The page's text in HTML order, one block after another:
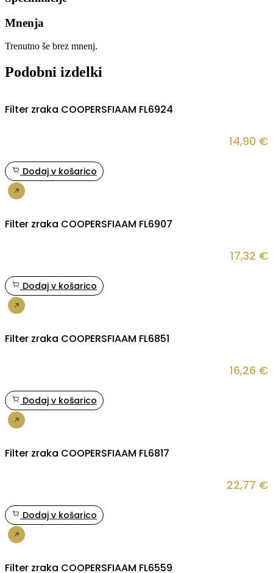
Mnenja
Trenutno še brez mnenj.
Podobni izdelki
Filter zraka COOPERSFIAAM FL6924
14,90 €
Dodaj v košarico
Filter zraka COOPERSFIAAM FL6907
17,32 €
Dodaj v košarico
Filter zraka COOPERSFIAAM FL6851
16,26 €
Dodaj v košarico
Filter zraka COOPERSFIAAM FL6817
22,77 €
Dodaj v košarico
Filter zraka COOPERSFIAAM FL6559